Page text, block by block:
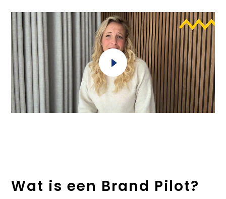
Wat is een Brand Pilot?